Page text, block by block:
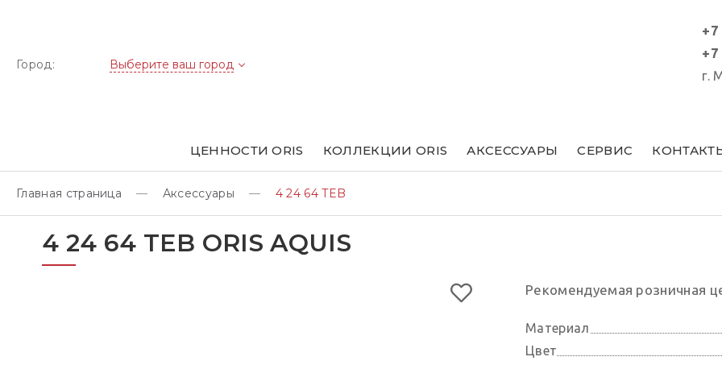
Город: Выберите ваш город
+7
+7
г.
ЦЕННОСТИ ORIS КОЛЛЕКЦИИ ORIS АКСЕССУАРЫ СЕРВИС
Главная страница Аксессуары 4 24 64 TEB
4 24 64 TEB ORIS AQUIS
Рекомендуемая розничная
Материал
Цвет